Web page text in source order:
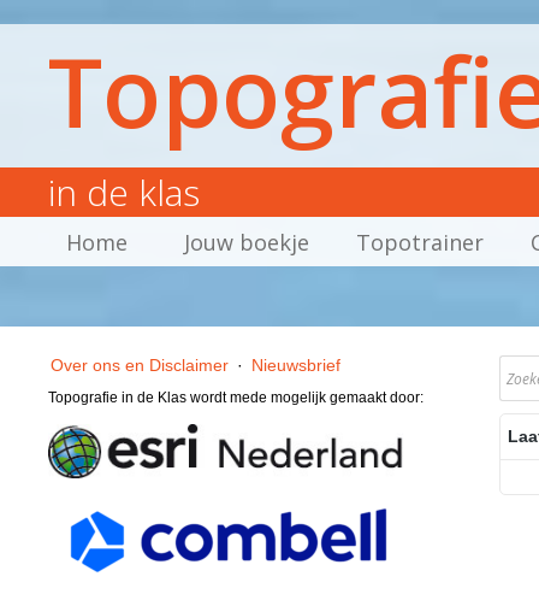
in de klas
Home Jouw boekje Topotrainer
Over ons en Disclaimer · Nieuwsbrief
Topografie in de Klas wordt mede mogelijk gemaakt door: